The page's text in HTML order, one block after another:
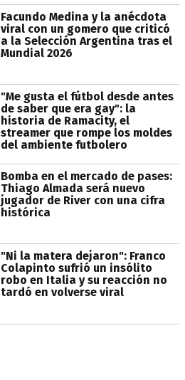
Facundo Medina y la anécdota
viral con un gomero que criticó
a la Selección Argentina tras el
Mundial 2026
"Me gusta el fútbol desde antes
de saber que era gay": la
historia de Ramacity, el
streamer que rompe los moldes
del ambiente futbolero
Bomba en el mercado de pases:
Thiago Almada será nuevo
jugador de River con una cifra
histórica
"Ni la matera dejaron": Franco
Colapinto sufrió un insólito
robo en Italia y su reacción no
tardó en volverse viral